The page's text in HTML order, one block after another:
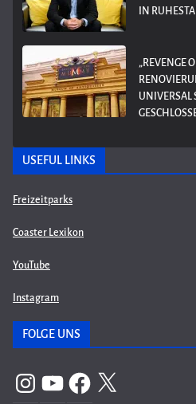
IN
„REVENGE
UNIVERSAL
USEFUL LINKS
Freizeitparks
Coaster Lexikon
YouTube
Instagram
FOLGE UNS
InstagramYouTubeFacebook
X